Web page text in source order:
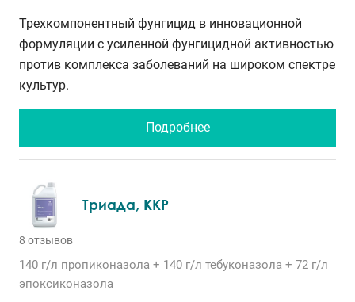
Трехкомпонентный фунгицид в инновационной
формуляции с усиленной фунгицидной активностью
против комплекса заболеваний на широком спектре
культур.
Подробнее
Триада, ККР
8 отзывов
140 г/л пропиконазола + 140 г/л тебуконазола + 72 г/л
эпоксиконазола